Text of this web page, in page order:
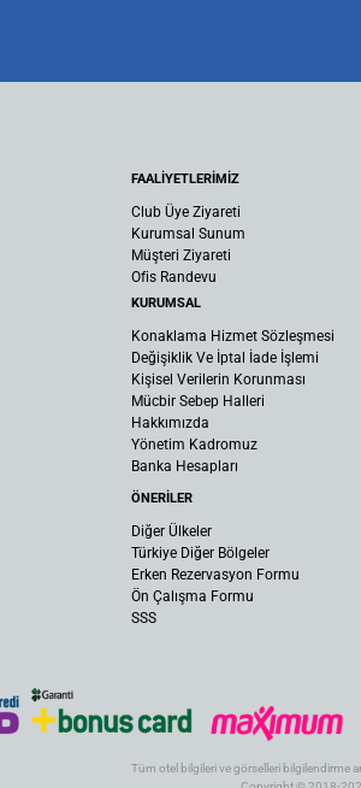
FAALİYETLERİMİZ
Club Üye Ziyareti
Kurumsal Sunum
Müşteri Ziyareti
Ofis Randevu
KURUMSAL
Konaklama Hizmet Sözleşmesi
Değişiklik Ve İptal İade İşlemi
Kişisel Verilerin Korunması
Mücbir Sebep Halleri
Hakkımızda
Yönetim Kadromuz
Banka Hesapları
ÖNERİLER
Diğer Ülkeler
Türkiye Diğer Bölgeler
Erken Rezervasyon Formu
Ön Çalışma Formu
SSS
Tüm otel bilgileri ve görselleri bilgilendirme